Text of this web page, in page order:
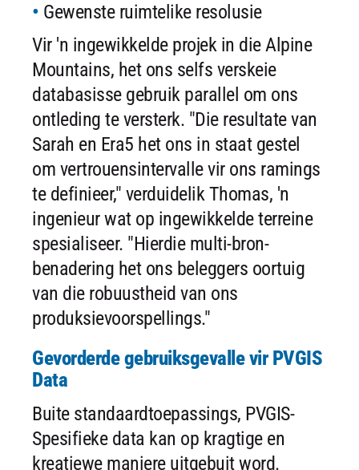
Gewenste ruimtelike resolusie
Vir 'n ingewikkelde projek in die Alpine
Mountains, het ons selfs verskeie
databasisse gebruik parallel om ons
ontleding te versterk. "Die resultate van
Sarah en Era5 het ons in staat gestel
om vertrouensintervalle vir ons ramings
te definieer," verduidelik Thomas, 'n
ingenieur wat op ingewikkelde terreine
spesialiseer. "Hierdie multi-bron-
benadering het ons beleggers oortuig
van die robuustheid van ons
produksievoorspellings."
Gevorderde gebruiksgevalle vir PVGIS
Data
Buite standaardtoepassings, PVGIS-
Spesifieke data kan op kragtige en
kreatiewe maniere uitgebuit word.